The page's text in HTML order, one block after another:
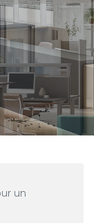
un